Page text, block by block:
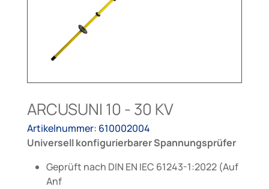
ARCUSUNI 10 - 30 KV
Artikelnummer: 610002004
Universell konfigurierbarer Spannungsprüfer
Geprüft nach DIN EN IEC 61243-1:2022 (Auf
Anf